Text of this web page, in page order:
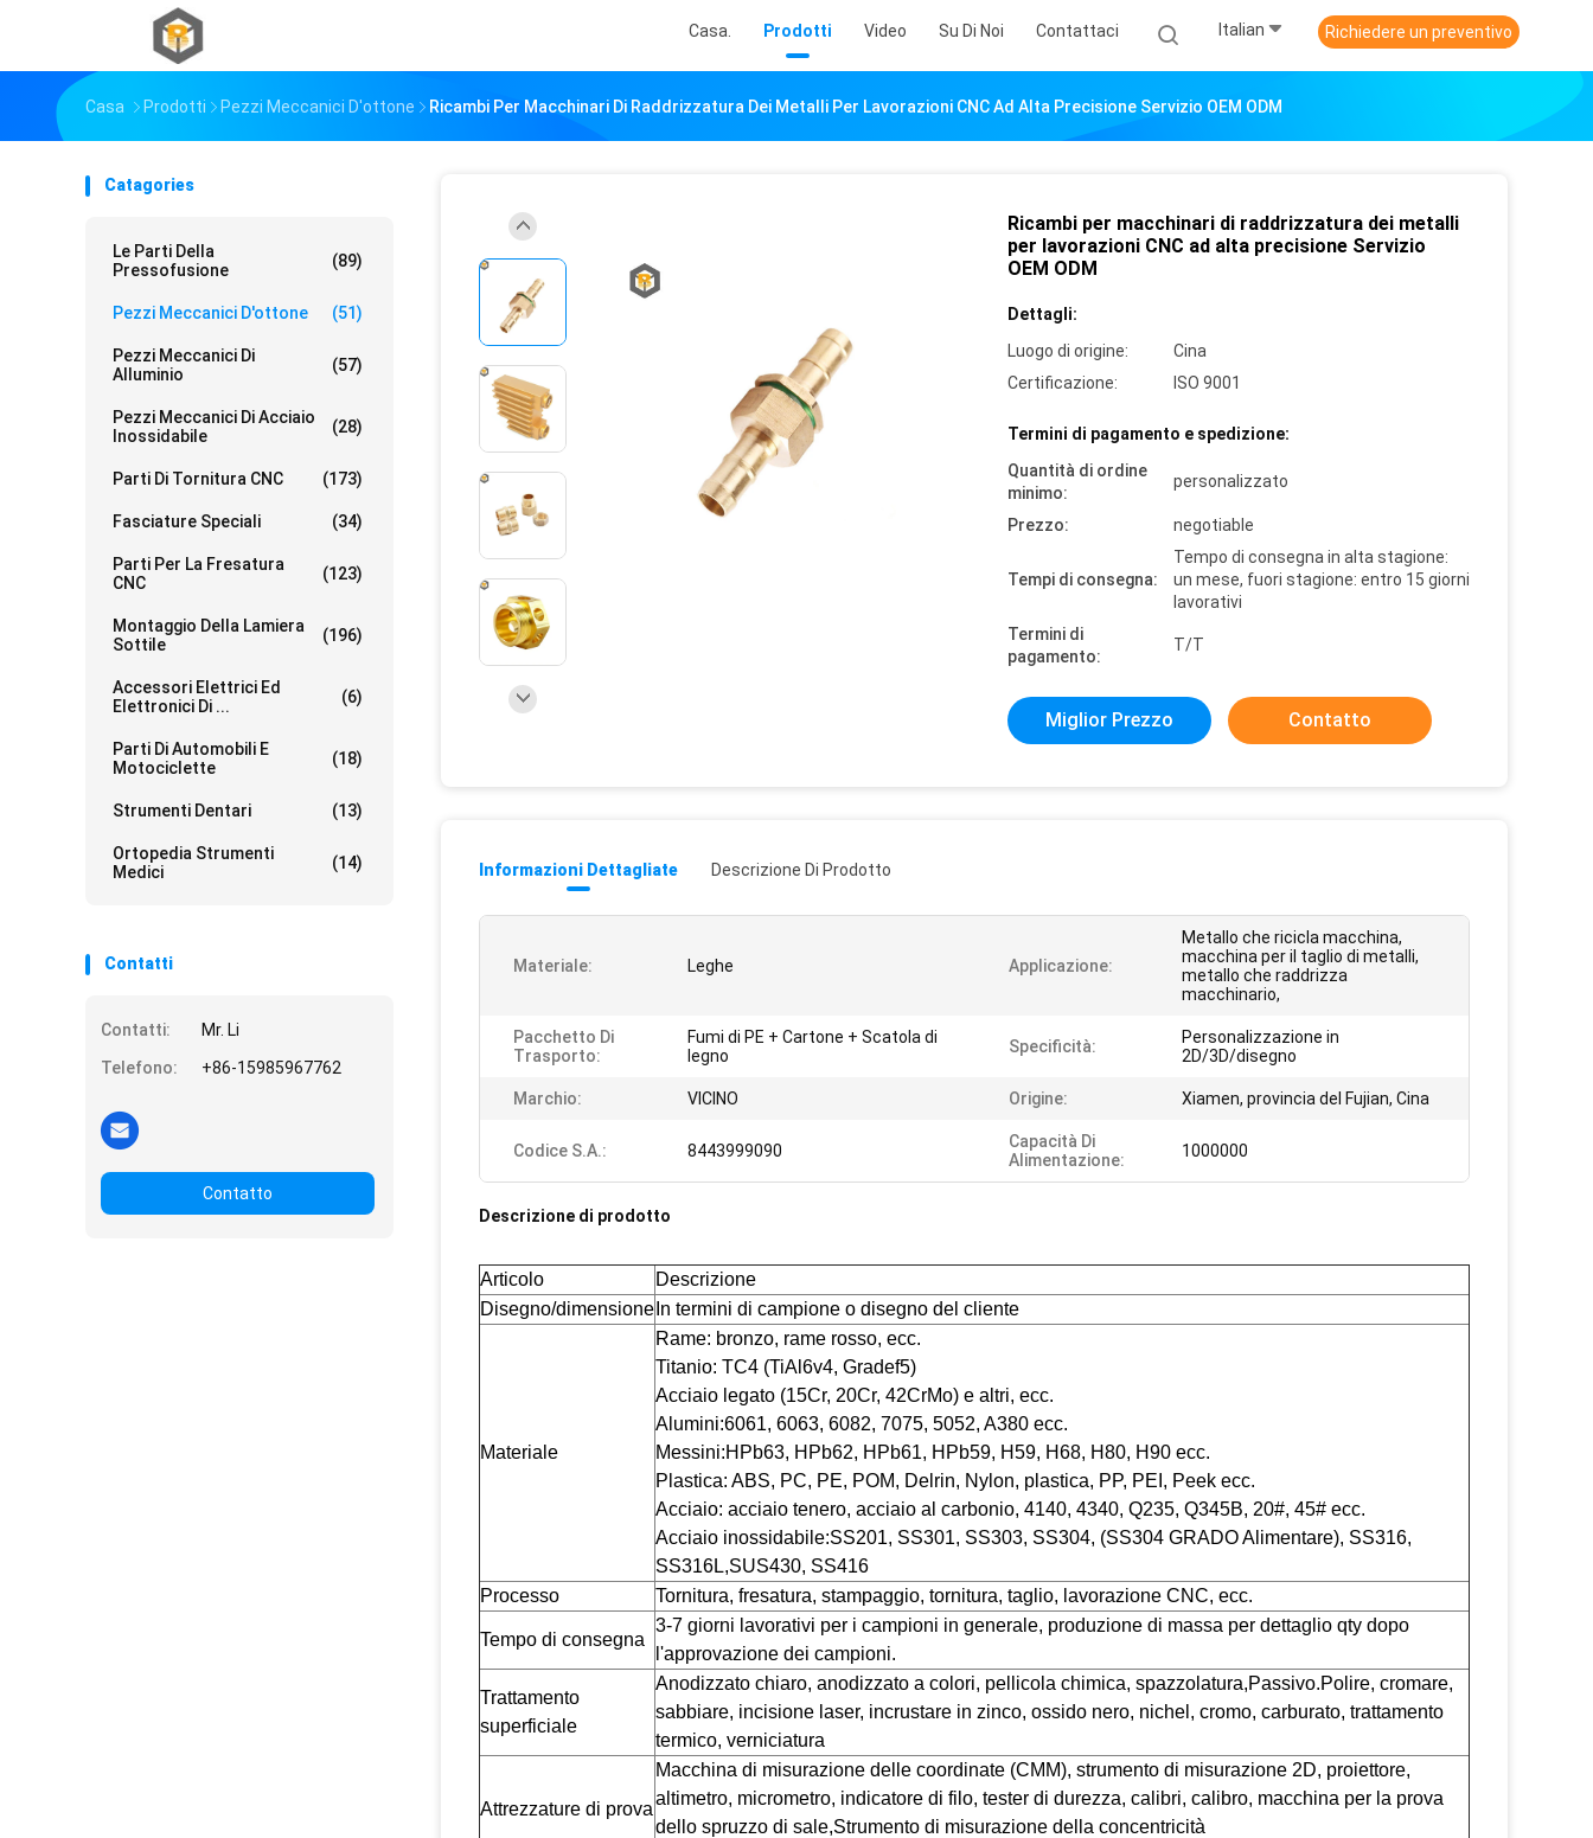
Casa. Prodotti Video Su Di Noi Contattaci Italian Richiedere un preventivo
Casa Prodotti Pezzi Meccanici D'ottone Ricambi Per Macchinari Di Raddrizzatura Dei Metalli Per Lavorazioni CNC Ad Alta Precisione Servizio OEM ODM
Catagories
Le Parti Della
Pressofusione
(89)
Pezzi Meccanici D'ottone (51)
Pezzi Meccanici Di
Alluminio
(57)
Pezzi Meccanici Di Acciaio
Inossidabile
(28)
Parti Di Tornitura CNC (173)
Fasciature Speciali (34)
Parti Per La Fresatura
CNC
(123)
Montaggio Della Lamiera
Sottile
(196)
Accessori Elettrici Ed
Elettronici Di ...
(6)
Parti Di Automobili E
Motociclette
(18)
Strumenti Dentari (13)
Ortopedia Strumenti
Medici
(14)
Contatti
Contatti:
Mr. Li
Telefono:
+86-15985967762
Contatto
Ricambi per macchinari di raddrizzatura dei metalli
per lavorazioni CNC ad alta precisione Servizio
OEM ODM
Dettagli:
Luogo di origine:
Cina
Certificazione:
ISO 9001
Termini di pagamento e spedizione:
Quantità di ordine
minimo:
personalizzato
Prezzo: negotiable
Tempi di consegna:
Tempo di consegna in alta stagione:
un mese, fuori stagione: entro 15 giorni
lavorativi
Termini di
pagamento:
T/T
Miglior Prezzo Contatto
Informazioni Dettagliate Descrizione Di Prodotto
Materiale: Leghe Applicazione:
Metallo che ricicla macchina,
macchina per il taglio di metalli,
metallo che raddrizza
macchinario,
Pacchetto Di
Trasporto:
Fumi di PE + Cartone + Scatola di
legno
Specificità:
Personalizzazione in
2D/3D/disegno
Marchio: VICINO Origine: Xiamen, provincia del Fujian, Cina
Codice S.A.: 8443999090
Capacità Di
Alimentazione:
1000000
Descrizione di prodotto
Articolo
Descrizione
Disegno/dimensione In termini di campione o disegno del cliente
Materiale
Rame: bronzo, rame rosso, ecc.
Titanio: TC4 (TiAl6v4, Gradef5)
Acciaio legato (15Cr, 20Cr, 42CrMo) e altri, ecc.
Alumini:6061, 6063, 6082, 7075, 5052, A380 ecc.
Messini:HPb63, HPb62, HPb61, HPb59, H59, H68, H80, H90 ecc.
Plastica: ABS, PC, PE, POM, Delrin, Nylon, plastica, PP, PEI, Peek ecc.
Acciaio: acciaio tenero, acciaio al carbonio, 4140, 4340, Q235, Q345B, 20#, 45# ecc.
Acciaio inossidabile:SS201, SS301, SS303, SS304, (SS304 GRADO Alimentare), SS316,
SS316L,SUS430, SS416
Processo
Tornitura, fresatura, stampaggio, tornitura, taglio, lavorazione CNC, ecc.
Tempo di consegna
3-7 giorni lavorativi per i campioni in generale, produzione di massa per dettaglio qty dopo
l'approvazione dei campioni.
Trattamento
superficiale
Anodizzato chiaro, anodizzato a colori, pellicola chimica, spazzolatura,Passivo.Polire, cromare,
sabbiare, incisione laser, incrustare in zinco, ossido nero, nichel, cromo, carburato, trattamento
termico, verniciatura
Attrezzature di prova
Macchina di misurazione delle coordinate (CMM), strumento di misurazione 2D, proiettore,
altimetro, micrometro, indicatore di filo, tester di durezza, calibri, calibro, macchina per la prova
dello spruzzo di sale,Strumento di misurazione della concentricità